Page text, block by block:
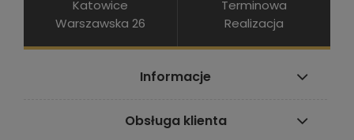
Katowice
Warszawska 26
Terminowa
Realizacja
Informacje
Obsługa klienta